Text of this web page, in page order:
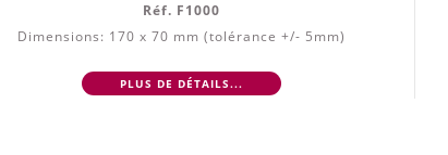
Réf. F1000
Dimensions: 170 x 70 mm (tolérance +/- 5mm)
PLUS DE DÉTAILS...